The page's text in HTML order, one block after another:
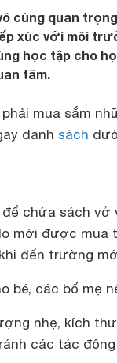
cùng quan
xúc với môi
học tập cho
tâm.
mua sắm
danh sách
chứa sách vở
mới được mua
đến trường
bé, các bố mẹ
nhẹ, kích
các tác